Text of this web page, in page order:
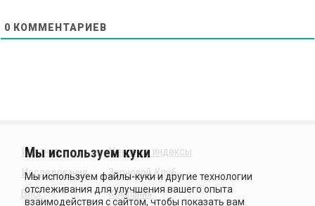
0 КОММЕНТАРИЕВ
Издания
Исследования
Блог
Ценовые индексы
Зерновой Клуб
Компания